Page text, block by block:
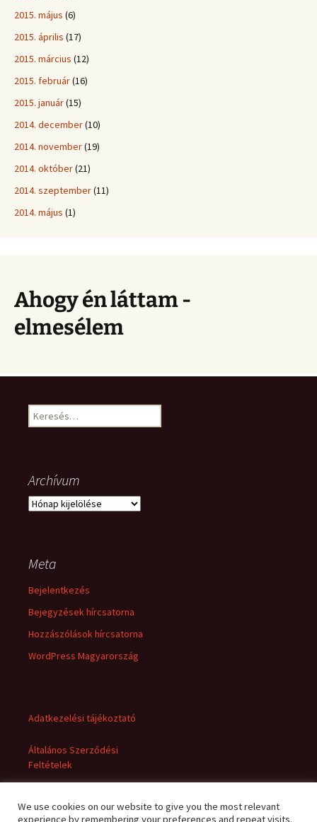
2015. május (6)
2015. április (17)
2015. március (12)
2015. február(16)
2015. január(15)
2014. december(10)
2014. november(19)
2014. október(21)
2014. szeptember(11)
2014. május (1)
Ahogy én láttam -
elmesélem
Keresés:
Archívum
Archívum
Meta
Bejelentkezés
Bejegyzések hírcsatorna
Hozzászólások hírcsatorna
WordPress Magyarország
Adatkezelési tájékoztató
Általános Szerződési
Feltételek
We use cookies on our website to give you the most relevant
experience by remembering your preferences and repeat visits.